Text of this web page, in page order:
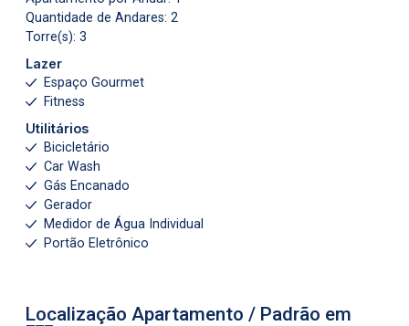
Quantidade de Andares: 2
Torre(s): 3
Lazer
Espaço Gourmet
Fitness
Utilitários
Bicicletário
Car Wash
Gás Encanado
Gerador
Medidor de Água Individual
Portão Eletrônico
Localização Apartamento / Padrão em